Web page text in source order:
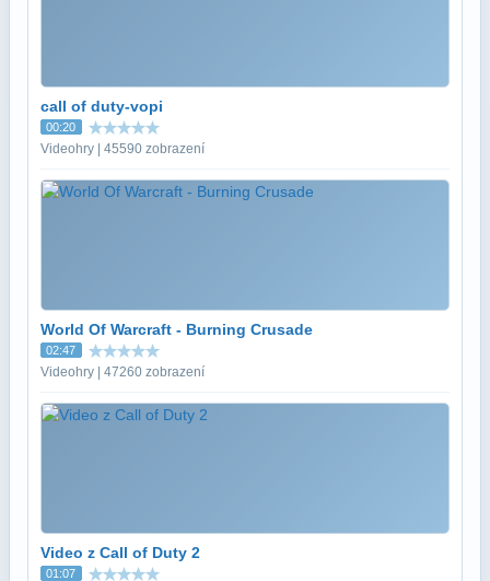
call of duty-vopi
00:20
Videohry | 45590 zobrazení
World Of Warcraft - Burning Crusade
02:47
Videohry | 47260 zobrazení
Video z Call of Duty 2
01:07